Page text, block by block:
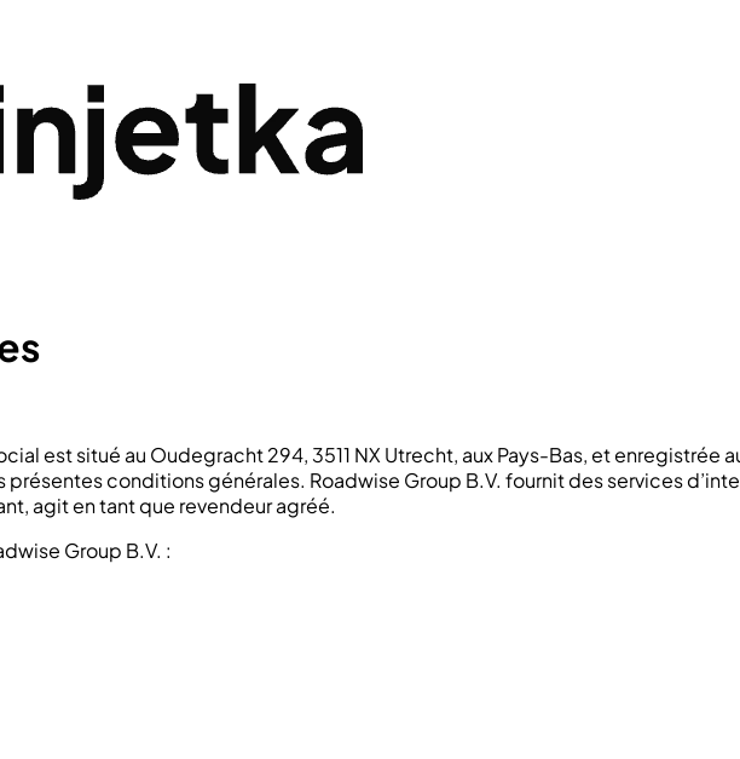
est situé au Oudegracht 294, 3511 NX Utrecht, aux Pays-Bas, et
présentes conditions générales. Roadwise Group B.V. fournit des services
agit en tant que revendeur agréé.
Group B.V. :